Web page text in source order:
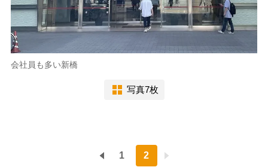
会社員も多い新橋
写真7枚
1 2